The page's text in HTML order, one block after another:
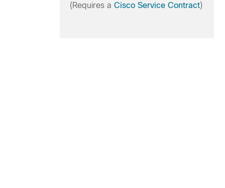
(Requires a Cisco Service Contract)